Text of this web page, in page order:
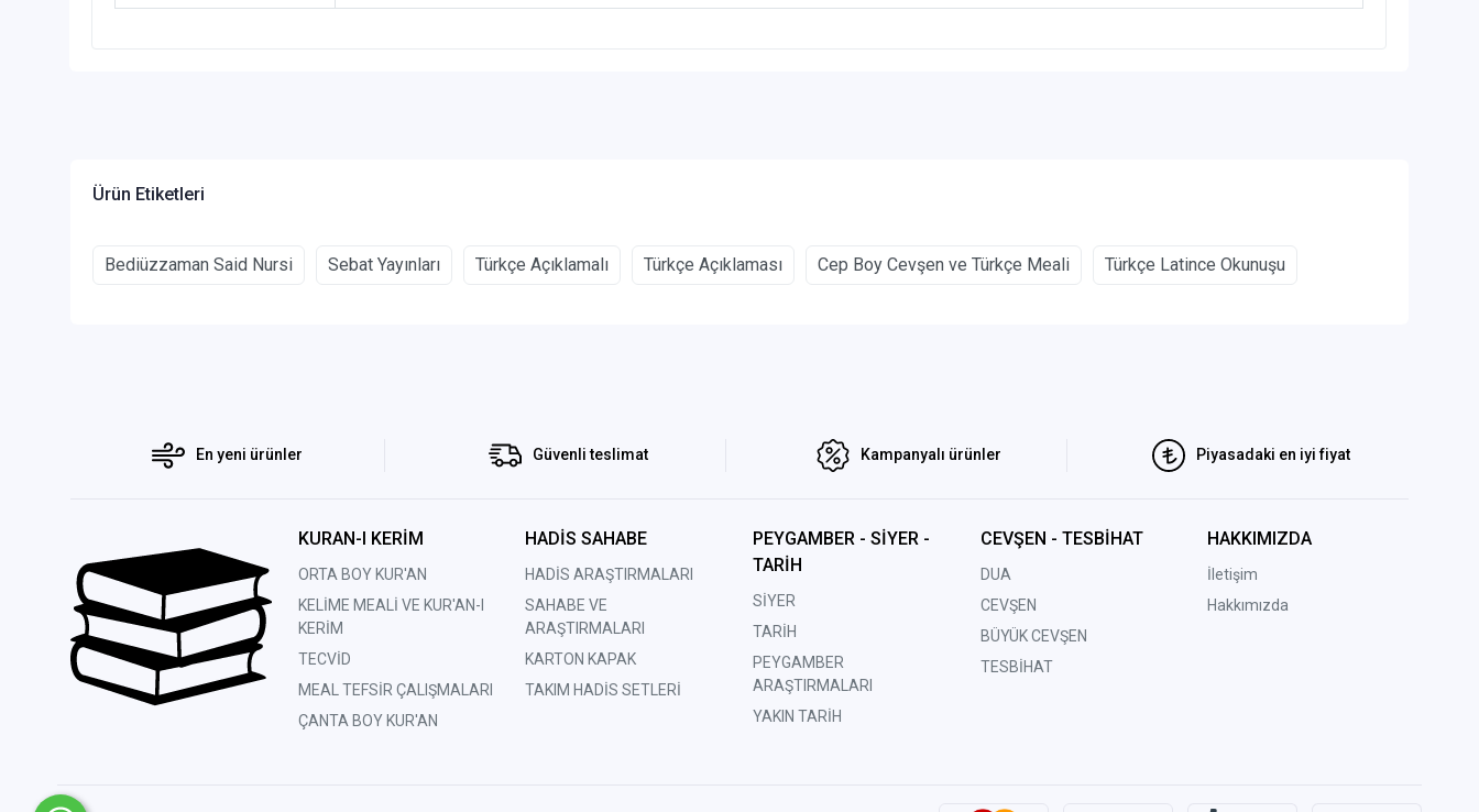
Ürün Etiketleri
Bediüzzaman Said Nursi Sebat Yayınları Türkçe Açıklamalı Türkçe Açıklaması Cep Boy Cevşen ve Türkçe Meali Türkçe Latince Okunuşu
En yeni ürünler Güvenli teslimat Kampanyalı ürünler Piyasadaki en iyi fiyat
KURAN-I KERİM
ORTA BOY KUR'AN
KELİME MEALİ VE KUR'AN-I
KERİM
TECVİD
MEAL TEFSİR ÇALIŞMALARI
ÇANTA BOY KUR'AN
HADİS SAHABE
HADİS ARAŞTIRMALARI
SAHABE VE
ARAŞTIRMALARI
KARTON KAPAK
TAKIM HADİS SETLERİ
PEYGAMBER - SİYER -
TARİH
SİYER
TARİH
PEYGAMBER
ARAŞTIRMALARI
YAKIN TARİH
CEVŞEN - TESBİHAT
DUA
CEVŞEN
BÜYÜK CEVŞEN
TESBİHAT
HAKKIMIZDA
İletişim
Hakkımızda